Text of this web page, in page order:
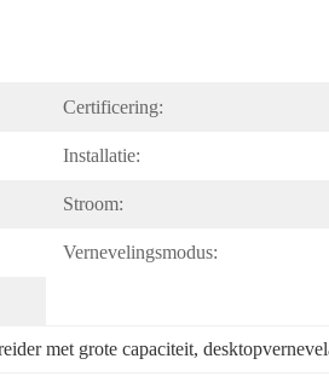
Certificering:
Installatie:
Stroom:
Vernevelingsmodus:
met grote capaciteit,